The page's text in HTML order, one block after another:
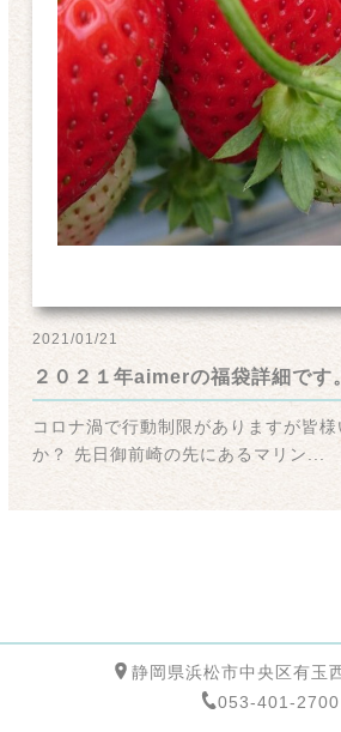
2021/01/21
２０２１年aimerの福袋詳細です
コロナ渦で行動制限がありますが皆
か？ 先日御前崎の先にあるマリン...
静岡県浜松市中央区有玉
053-401-2700